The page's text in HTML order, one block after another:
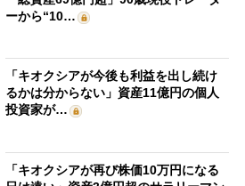
ーから“10…
「キオクシアが今後も利益を出し続け
るかは分からない」資産11億円の個人
投資家が…
「キオクシアが再び株価10万円になる